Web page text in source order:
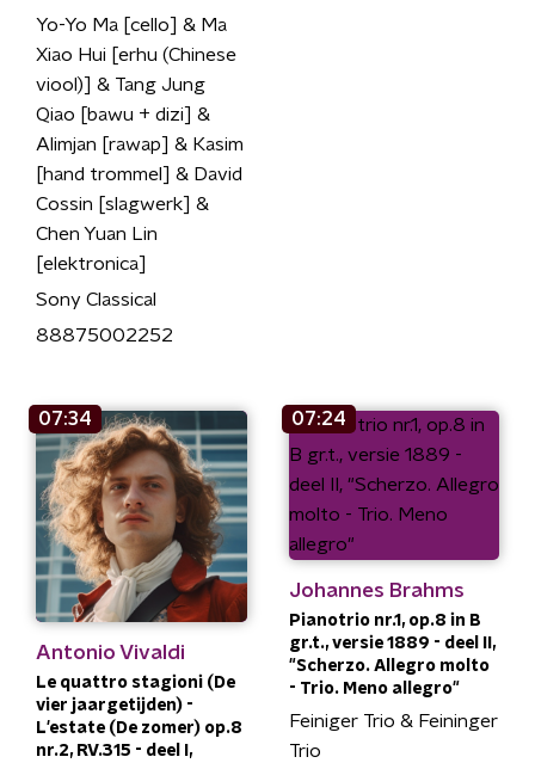
Yo-Yo Ma [cello] & Ma
Xiao Hui [erhu (Chinese
viool)] & Tang Jung
Qiao [bawu + dizi] &
Alimjan [rawap] & Kasim
[hand trommel] & David
Cossin [slagwerk] &
Chen Yuan Lin
[elektronica]
Sony Classical
88875002252
07:34
Antonio Vivaldi
Le quattro stagioni (De
vier jaargetijden) -
L'estate (De zomer) op.8
nr.2, RV.315 - deel I,
07:24
Johannes Brahms
Pianotrio nr.1, op.8 in B
gr.t., versie 1889 - deel II,
"Scherzo. Allegro molto
- Trio. Meno allegro"
Feiniger Trio & Feininger
Trio